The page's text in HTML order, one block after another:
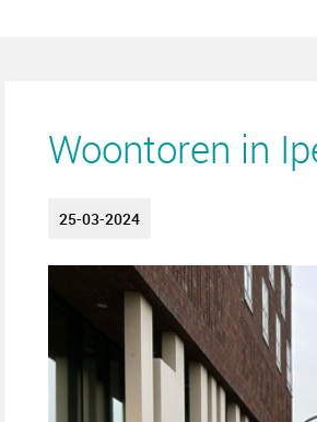
Woontoren in
25-03-2024